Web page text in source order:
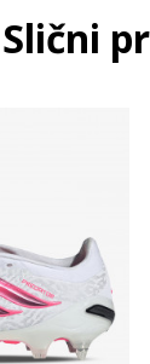
Slični